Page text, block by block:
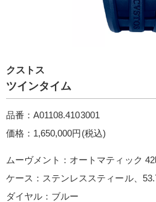
クストス
ツインタイム
品番：A01108.4103001
価格：1,650,000円(税込)
ムーヴメント：オートマティック
ケース：ステンレススティール、
ダイヤル：ブルー